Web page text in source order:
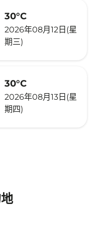
30°C
2026年08月12日(星
期三)
30°C
2026年08月13日(星
期四)